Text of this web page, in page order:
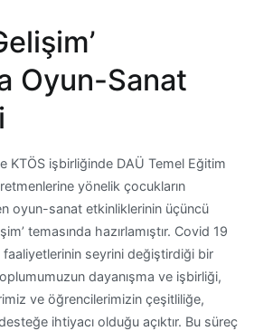
Oyun-Sanat
KTÖS işbirliğinde DAÜ Temel Eğitim
yönelik çocukların
oyun-sanat etkinliklerinin üçüncü
temasında hazırlamıştır. Covid 19
faaliyetlerinin seyrini değiştirdiği bir
dayanışma ve işbirliği,
ve öğrencilerimizin çeşitliliğe,
ihtiyacı olduğu açıktır. Bu süreç